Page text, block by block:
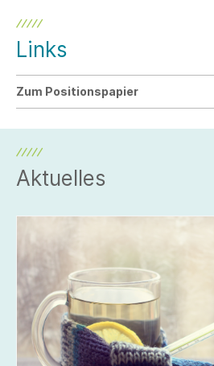
Links
Zum Positionspapier
Aktuelles